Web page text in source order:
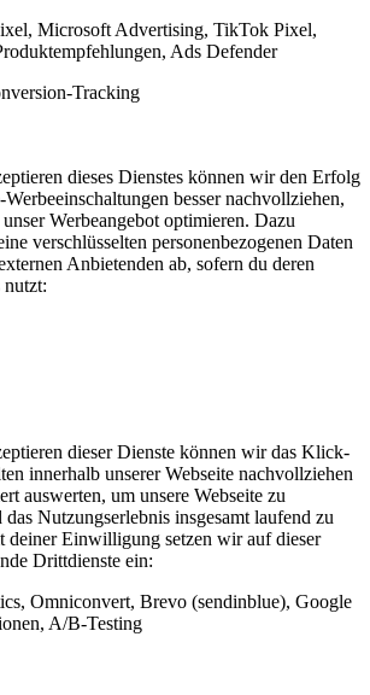
Microsoft Advertising, TikTok Pixel,
Ads Defender
Tracking
dieses Dienstes können wir den Erfolg
besser nachvollziehen,
Werbeangebot optimieren. Dazu
verschlüsselten personenbezogenen Daten
Anbietenden ab, sofern du deren
nutzt:
dieser Dienste können wir das Klick-
innerhalb unserer Webseite nachvollziehen
auswerten, um unsere Webseite zu
Nutzungserlebnis insgesamt laufend zu
deiner Einwilligung setzen wir auf dieser
Drittdienste ein:
Omniconvert, Brevo (sendinblue), Google
A/B-Testing